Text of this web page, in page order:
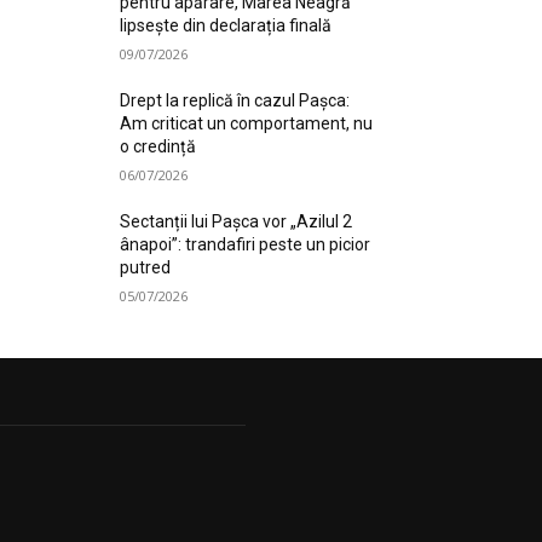
lipsește din declarația finală
09/07/2026
Drept la replică în cazul Pașca:
Am criticat un comportament, nu
o credință
06/07/2026
Sectanții lui Pașca vor „Azilul 2
ânapoi”: trandafiri peste un picior
putred
05/07/2026